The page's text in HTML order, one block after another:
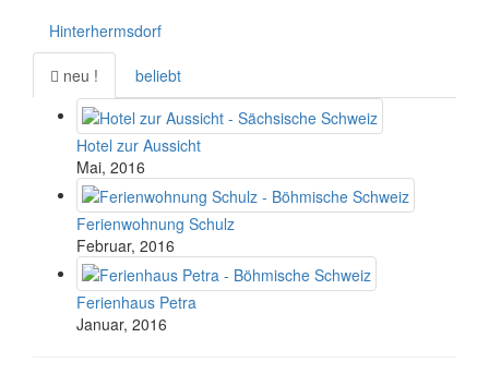
Hinterhermsdorf
neu ! beliebt
Hotel zur Aussicht
Mai, 2016
Ferienwohnung Schulz
Februar, 2016
Ferienhaus Petra
Januar, 2016